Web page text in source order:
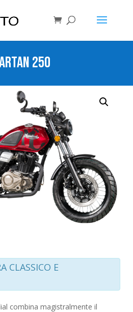
250
CLASSICO E
combina magistralmente il